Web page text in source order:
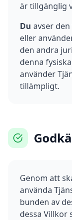
är tillgänglig
Du avser
eller
den andra
denna
använder
tillämpligt.
Genom att
använda
bunden av
dessa Villkor